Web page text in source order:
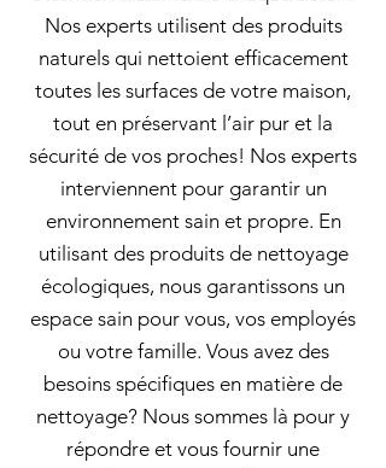
Nos experts utilisent des produits
naturels qui nettoient efficacement
toutes les surfaces de votre maison,
tout en préservant l’air pur et la
sécurité de vos proches! Nos experts
interviennent pour garantir un
environnement sain et propre. En
utilisant des produits de nettoyage
écologiques, nous garantissons un
espace sain pour vous, vos employés
ou votre famille. Vous avez des
besoins spécifiques en matière de
nettoyage? Nous sommes là pour y
répondre et vous fournir une